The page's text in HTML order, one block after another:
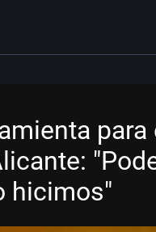
hicimos"